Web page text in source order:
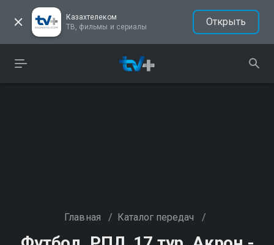
Казахтелеком
ТВ, фильмы и сериалы
Открыть
Главная / Каталог передач /